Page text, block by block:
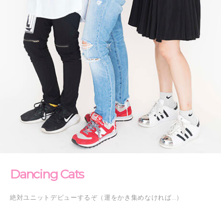
Dancing Cats
絶対ユニットデビューするぞ（運をかき集めなければ…）